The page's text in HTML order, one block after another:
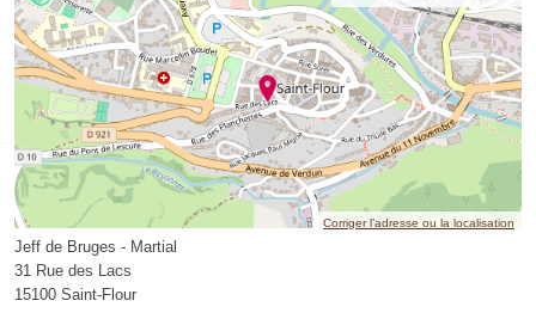
Corriger l’adresse ou la localisation
Jeff de Bruges - Martial
31 Rue des Lacs
15100 Saint-Flour